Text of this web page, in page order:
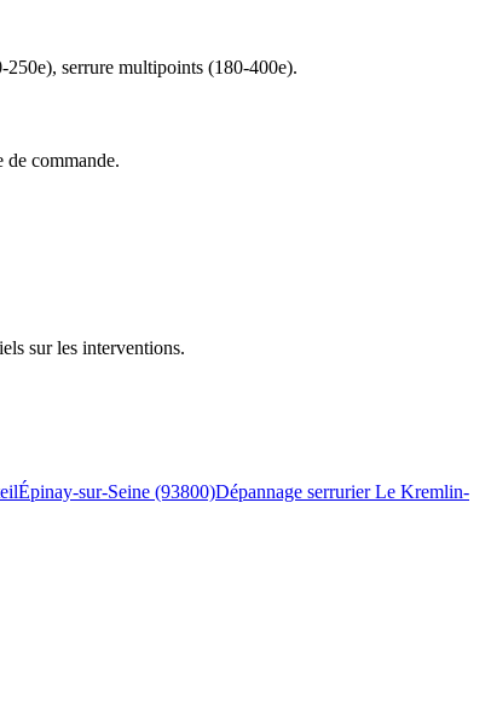
250e), serrure multipoints (180-400e).
de commande.
sur les interventions.
Épinay-sur-Seine (93800)Dépannage serrurier Le Kremlin-